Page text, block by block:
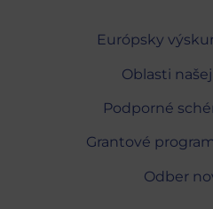
Európsky
Oblasti
Podporné
Grantové
Odber